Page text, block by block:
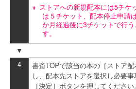
ストアへの新規配本には5チケ
は５チケット、配本停止申請
か月経過後に3チケットで行う
す。
書斎TOPで該当の本の［ストア
し、配本先ストアを選択し必要
［決定］ボタンを押してください。